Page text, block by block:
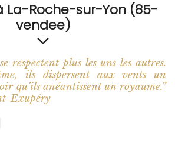
à La-Roche-sur-Yon (85-
vendee)
respectent plus les uns les autres.
ils dispersent aux vents un
qu’ils anéantissent un royaume.”
Exupéry